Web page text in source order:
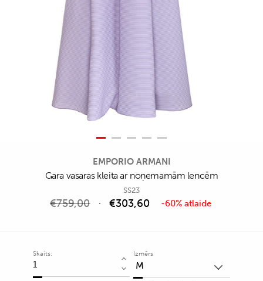
EMPORIO ARMANI
Gara vasaras kleita ar noņemamām lencēm
SS23
€759,00 €303,60 -60% atlaide
Skaits:
Gara
vasaras
Izmērs